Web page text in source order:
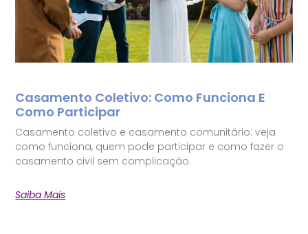
Casamento Coletivo: Como Funciona E
Como Participar
Casamento coletivo e casamento comunitário: veja
como funciona, quem pode participar e como fazer o
casamento civil sem complicação.
Saiba Mais